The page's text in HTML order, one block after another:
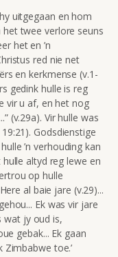
uitgegaan en hom
twee verlore seuns
het en ’n
red nie net
en kerkmense (v.1-
gedink hulle is reg
vir u af, en het nog
(v.29a). Vir hulle was
Godsdienstige
’n verhouding kan
altyd reg lewe en
op hulle
al baie jare (v.29)...
Ek was vir jare
wat jy oud is,
gebak... Ek gaan
Zimbabwe toe.’